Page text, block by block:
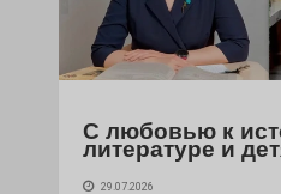
С любовью к
литературе и
29.07.2026